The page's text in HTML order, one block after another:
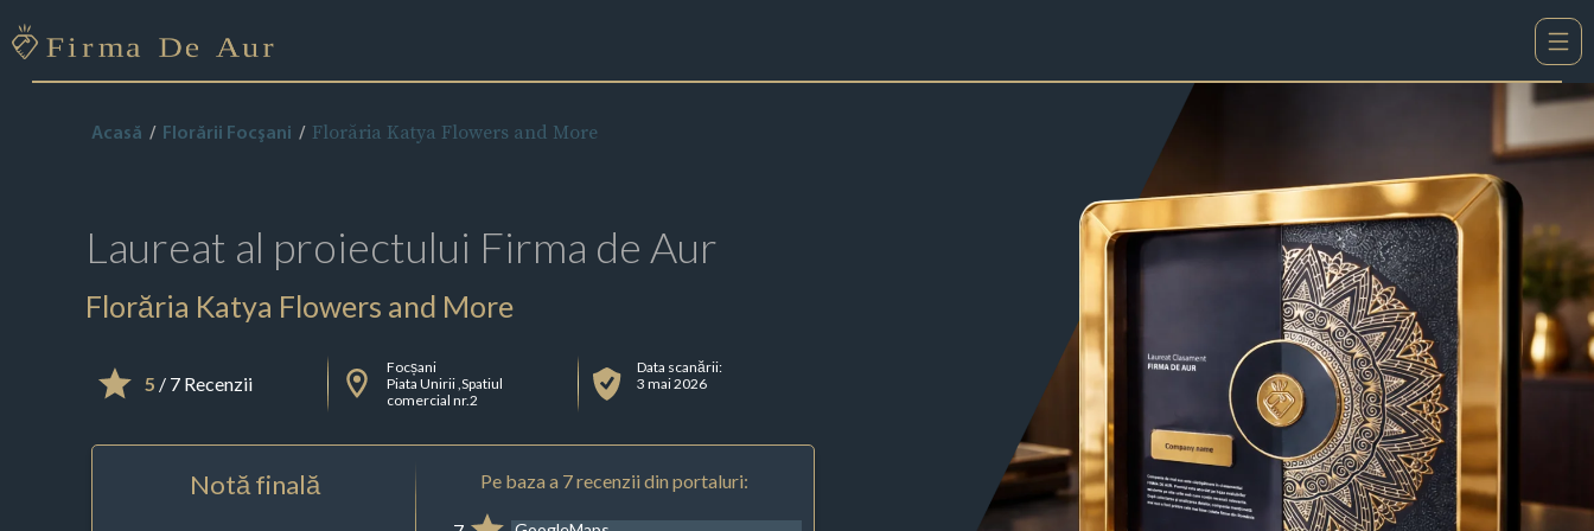
Acasă Florării Focşani Florăria Katya Flowers and More
Laureat al proiectului Firma de Aur
Florăria Katya Flowers and More
5 / 7 Recenzii
Focșani
Piata Unirii ,Spatiul
comercial nr.2
Data scanării:
3 mai 2026
Notă finală Pe baza a 7 recenzii din portaluri: